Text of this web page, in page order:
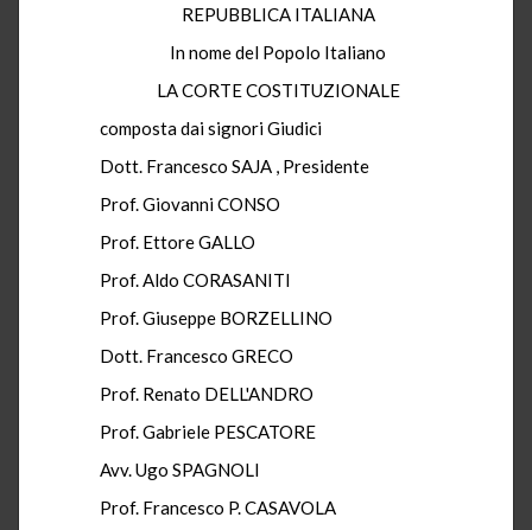
REPUBBLICA ITALIANA
In nome del Popolo Italiano
LA CORTE COSTITUZIONALE
composta dai signori Giudici
Dott. Francesco SAJA , Presidente
Prof. Giovanni CONSO
Prof. Ettore GALLO
Prof. Aldo CORASANITI
Prof. Giuseppe BORZELLINO
Dott. Francesco GRECO
Prof. Renato DELL'ANDRO
Prof. Gabriele PESCATORE
Avv. Ugo SPAGNOLI
Prof. Francesco P. CASAVOLA